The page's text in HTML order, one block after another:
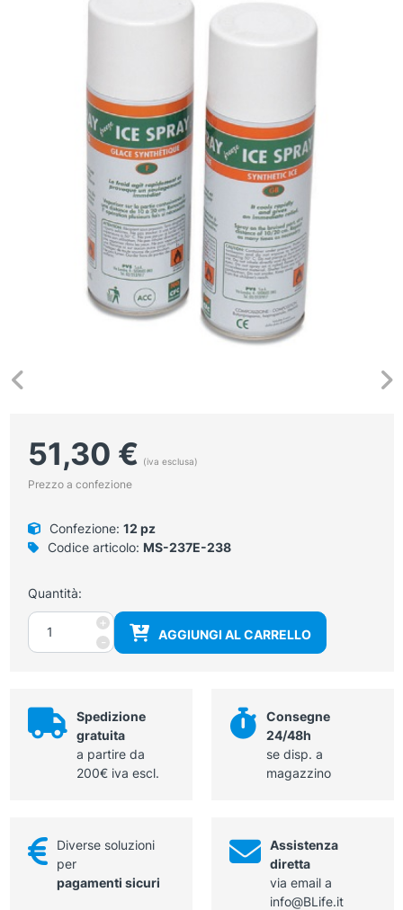
51,30 € (iva esclusa)
Prezzo a confezione
Confezione: 12 pz
Codice articolo: MS-237E-238
Quantità:
-
Ghiaccio
Spray
400
+
AGGIUNGI AL CARRELLO
Spedizione
gratuita
a partire da
200€ iva escl.
Consegne
24/48h
se disp. a
magazzino
Diverse soluzioni
per
pagamenti sicuri
Assistenza
diretta
via email a
info@BLife.it